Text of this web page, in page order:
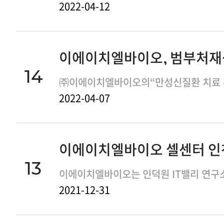
2022-04-12
14
2022-04-07
13
2021-12-31